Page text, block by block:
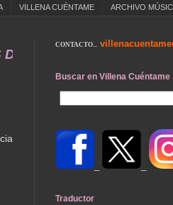
VILLENA CUÉNTAME ARCHIVO
...
CONTACTO...
Buscar en Villena Cuéntame
Traductor